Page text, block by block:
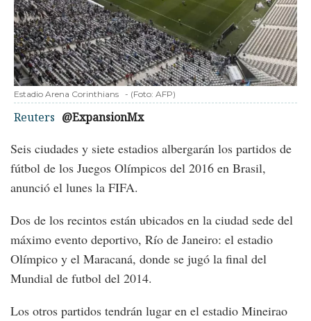
Estadio Arena Corinthians - (Foto: AFP)
Reuters @ExpansionMx
Seis ciudades y siete estadios albergarán los partidos de
fútbol de los Juegos Olímpicos del 2016 en Brasil,
anunció el lunes la FIFA.
Dos de los recintos están ubicados en la ciudad sede del
máximo evento deportivo, Río de Janeiro: el estadio
Olímpico y el Maracaná, donde se jugó la final del
Mundial de futbol del 2014.
Los otros partidos tendrán lugar en el estadio Mineirao